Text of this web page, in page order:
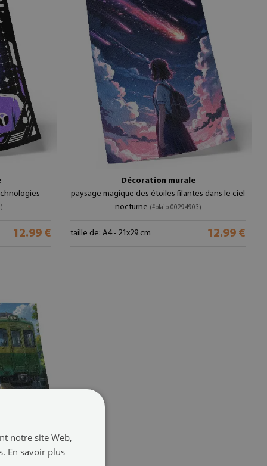
12.99 €
Décoration murale
paysage magique des étoiles filantes dans le ciel
nocturne (#plaip-00294903)
taille de: A4 - 21x29 cm 12.99 €
notre site Web,
En savoir plus